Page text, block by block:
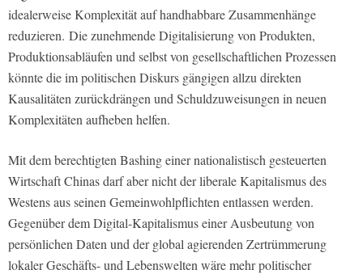
idealerweise Komplexität auf handhabbare Zusammenhänge
reduzieren. Die zunehmende Digitalisierung von Produkten,
Produktionsabläufen und selbst von gesellschaftlichen Prozessen
könnte die im politischen Diskurs gängigen allzu direkten
Kausalitäten zurückdrängen und Schuldzuweisungen in neuen
Komplexitäten aufheben helfen.
Mit dem berechtigten Bashing einer nationalistisch gesteuerten
Wirtschaft Chinas darf aber nicht der liberale Kapitalismus des
Westens aus seinen Gemeinwohlpflichten entlassen werden.
Gegenüber dem Digital-Kapitalismus einer Ausbeutung von
persönlichen Daten und der global agierenden Zertrümmerung
lokaler Geschäfts- und Lebenswelten wäre mehr politischer